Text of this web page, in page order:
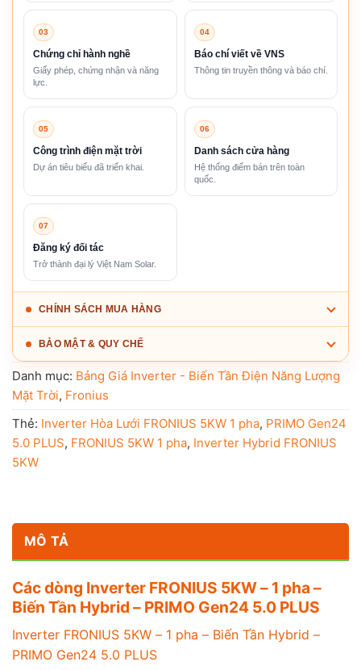
03
Chứng chỉ hành nghề
Giấy phép, chứng nhận và năng
lực.
04
Báo chí viết về VNS
Thông tin truyền thông và báo chí.
05
Công trình điện mặt trời
Dự án tiêu biểu đã triển khai.
06
Danh sách cửa hàng
Hệ thống điểm bán trên toàn
quốc.
07
Đăng ký đối tác
Trở thành đại lý Việt Nam Solar.
CHÍNH SÁCH MUA HÀNG
BẢO MẬT & QUY CHẾ
Danh mục: Bảng Giá Inverter - Biến Tần Điện Năng Lượng
Mặt Trời, Fronius
Thẻ: Inverter Hòa Lưới FRONIUS 5KW 1 pha, PRIMO Gen24
5.0 PLUS, FRONIUS 5KW 1 pha, Inverter Hybrid FRONIUS
5KW
MÔ TẢ
Các dòng Inverter FRONIUS 5KW – 1 pha –
Biến Tần Hybrid – PRIMO Gen24 5.0 PLUS
Inverter FRONIUS 5KW – 1 pha – Biến Tần Hybrid –
PRIMO Gen24 5.0 PLUS